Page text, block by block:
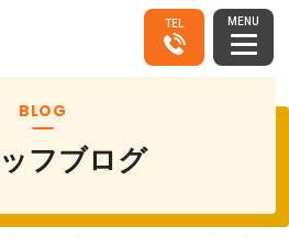
TEL MENU
BLOG
フブログ